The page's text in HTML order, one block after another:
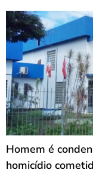
Homem é
homicídio